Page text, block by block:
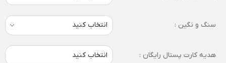
سنگ و نگین :
هدیه کارت پستال رایگان : انتخاب کنید